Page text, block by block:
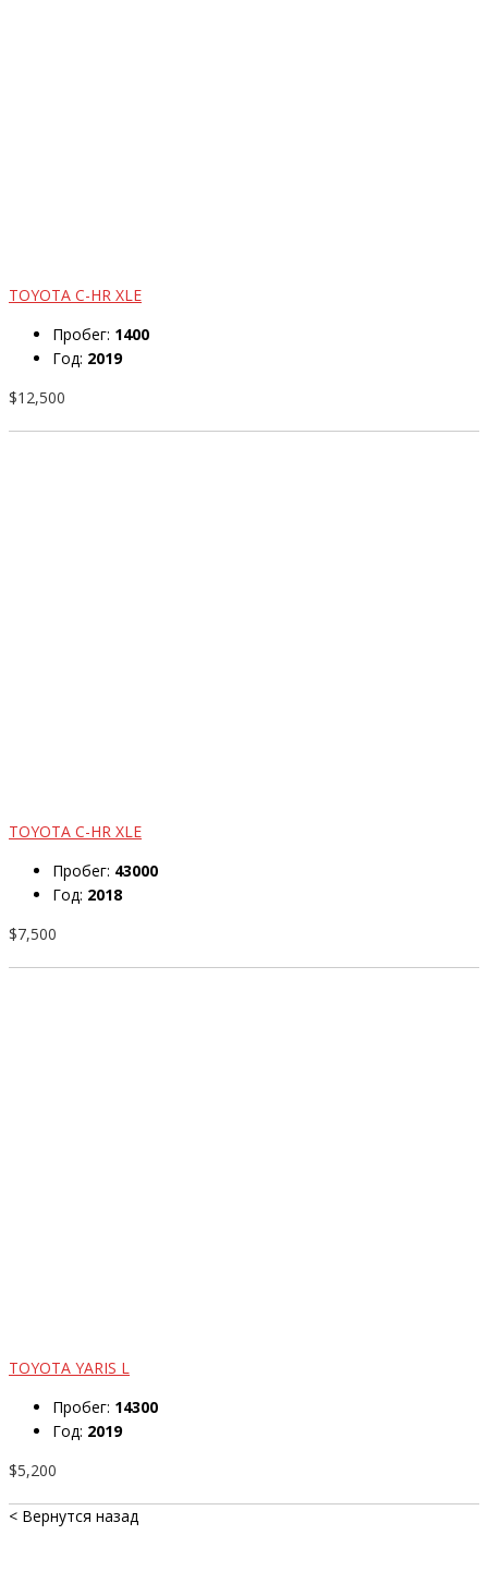
TOYOTA C-HR XLE
Пробег: 1400
Год: 2019
$12,500
TOYOTA C-HR XLE
Пробег: 43000
Год: 2018
$7,500
TOYOTA YARIS L
Пробег: 14300
Год: 2019
$5,200
< Вернутся назад